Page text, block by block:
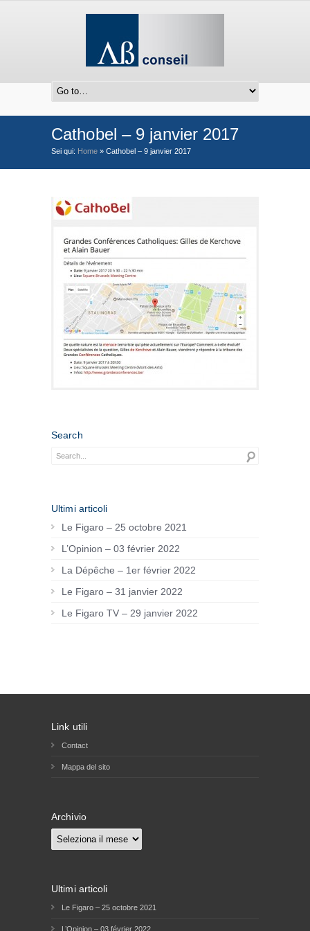
Cathobel – 9 janvier 2017
Sei qui: Home » Cathobel – 9 janvier 2017
Search
Ultimi articoli
Le Figaro – 25 octobre 2021
L’Opinion – 03 février 2022
La Dépêche – 1er février 2022
Le Figaro – 31 janvier 2022
Le Figaro TV – 29 janvier 2022
Link utili
Contact
Mappa del sito
Archivio
Archivio
Ultimi articoli
Le Figaro – 25 octobre 2021
L’Opinion – 03 février 2022